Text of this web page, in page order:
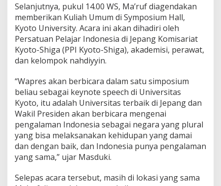
Selanjutnya, pukul 14.00 WS, Ma’ruf diagendakan
memberikan Kuliah Umum di Symposium Hall,
Kyoto University. Acara ini akan dihadiri oleh
Persatuan Pelajar Indonesia di Jepang Komisariat
Kyoto-Shiga (PPI Kyoto-Shiga), akademisi, perawat,
dan kelompok nahdiyyin.
“Wapres akan berbicara dalam satu simposium
beliau sebagai keynote speech di Universitas
Kyoto, itu adalah Universitas terbaik di Jepang dan
Wakil Presiden akan berbicara mengenai
pengalaman Indonesia sebagai negara yang plural
yang bisa melaksanakan kehidupan yang damai
dan dengan baik, dan Indonesia punya pengalaman
yang sama,” ujar Masduki.
Selepas acara tersebut, masih di lokasi yang sama